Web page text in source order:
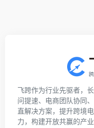
飞跨作为行业先驱者，
问提速、电商团队协同
直解决方案，提升跨境
力，构建开放共赢的产